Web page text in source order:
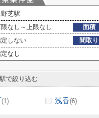
芝駅
なし～上限なし 面積
しない 間取り
なし
で絞り込む
(1) 浅香(6)